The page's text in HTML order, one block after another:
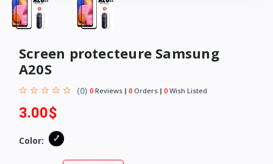
Screen protecteure Samsung
A20S
(0) 0 Reviews 0 Orders 0 Wish Listed
3.00$
Color: